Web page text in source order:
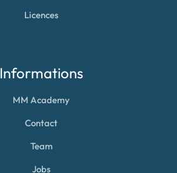
Licences
Informations
MM Academy
Contact
Team
Jobs